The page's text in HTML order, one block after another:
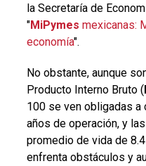
la Secretaría de
"MiPymes mexicanas:
economía".
No obstante, aunque
Producto Interno Bruto (
100 se ven obligadas a
años de operación, y
promedio de vida de
enfrenta obstáculos y